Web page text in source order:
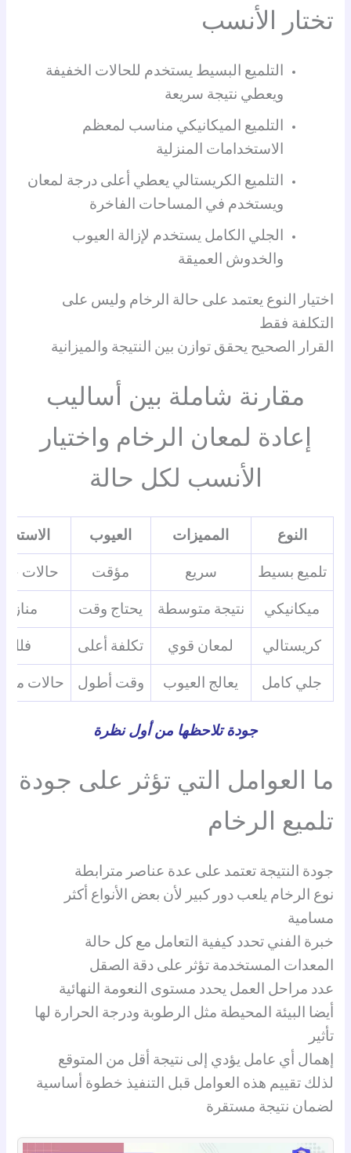
تختار الأنسب
التلميع البسيط يستخدم للحالات الخفيفة
ويعطي نتيجة سريعة
التلميع الميكانيكي مناسب لمعظم
الاستخدامات المنزلية
التلميع الكريستالي يعطي أعلى درجة لمعان
ويستخدم في المساحات الفاخرة
الجلي الكامل يستخدم لإزالة العيوب
والخدوش العميقة
اختيار النوع يعتمد على حالة الرخام وليس على
التكلفة فقط
القرار الصحيح يحقق توازن بين النتيجة والميزانية
مقارنة شاملة بين أساليب
إعادة لمعان الرخام واختيار
الأنسب لكل حالة
النوع المميزات العيوب
تلميع بسيط سريع مؤقت حالات
ميكانيكي نتيجة متوسطة يحتاج وقت منازل
كريستالي لمعان قوي تكلفة أعلى فلل
جلي كامل يعالج العيوب وقت أطول حالات
جودة تلاحظها من أول نظرة
ما العوامل التي تؤثر على جودة
تلميع الرخام
جودة النتيجة تعتمد على عدة عناصر مترابطة
نوع الرخام يلعب دور كبير لأن بعض الأنواع أكثر
مسامية
خبرة الفني تحدد كيفية التعامل مع كل حالة
المعدات المستخدمة تؤثر على دقة الصقل
عدد مراحل العمل يحدد مستوى النعومة النهائية
أيضا البيئة المحيطة مثل الرطوبة ودرجة الحرارة لها
تأثير
إهمال أي عامل يؤدي إلى نتيجة أقل من المتوقع
لذلك تقييم هذه العوامل قبل التنفيذ خطوة أساسية
لضمان نتيجة مستقرة